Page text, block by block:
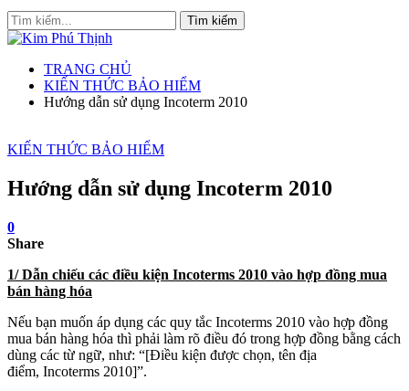
TRANG CHỦ
KIẾN THỨC BẢO HIỂM
Hướng dẫn sử dụng Incoterm 2010
KIẾN THỨC BẢO HIỂM
Hướng dẫn sử dụng Incoterm 2010
0
Share
1/ Dẫn chiếu các điều kiện Incoterms 2010 vào hợp đồng mua
bán hàng hóa
Nếu bạn muốn áp dụng các quy tắc Incoterms 2010 vào hợp đồng
mua bán hàng hóa thì phải làm rõ điều đó trong hợp đồng bằng cách
dùng các từ ngữ, như: “[Điều kiện được chọn, tên địa
điểm, Incoterms 2010]”.